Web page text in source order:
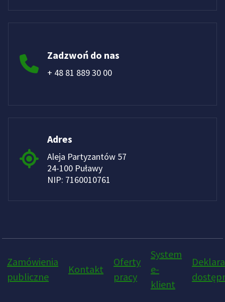
Zadzwoń do nas
+ 48 81 889 30 00
Adres
Aleja Partyzantów 57
24-100 Puławy
NIP: 7160010761
Zamówienia
publiczne
Kontakt
Oferty
pracy
System
e-
klient